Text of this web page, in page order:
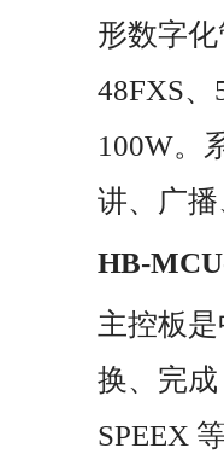
形数字
48FXS
100W。
讲、广
HB-
主控板
换、完成
SPEEX